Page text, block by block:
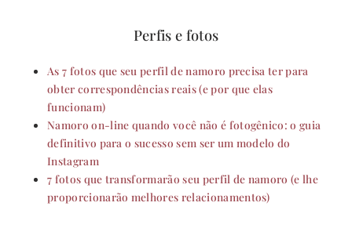
Perfis e fotos
As 7 fotos que seu perfil de namoro precisa ter para
obter correspondências reais (e por que elas
funcionam)
Namoro on-line quando você não é fotogênico: o guia
definitivo para o sucesso sem ser um modelo do
Instagram
7 fotos que transformarão seu perfil de namoro (e lhe
proporcionarão melhores relacionamentos)